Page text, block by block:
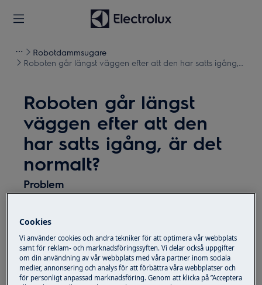
Robotdammsugare
Roboten går längst väggen efter att den har satts igång,
Roboten går längst
väggen efter att den
har satts igång, är det
normalt?
Problem
har satts igång, är det normalt?
Gäller
Pure I9
Cookies
Vi använder cookies och andra tekniker för att optimera vår webbplats
samt för reklam- och marknadsföringssyften. Vi delar också uppgifter
om din användning av vår webbplats med våra partner inom sociala
medier, annonsering och analys för att förbättra våra webbplatser och
för personligt anpassad marknadsföring. Genom att klicka på ”Acceptera